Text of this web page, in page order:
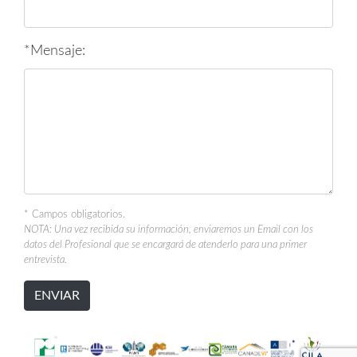
*Mensaje:
* Campos obligatorios.
NOTA: Una vez recibida su información, enviaremos un Email con los
datos del Profesional que se encargará de atenderlo para una primer
entrevista.
ENVIAR